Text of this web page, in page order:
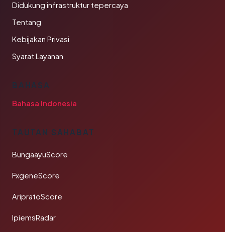
Didukung infrastruktur tepercaya
Tentang
Kebijakan Privasi
Syarat Layanan
BAHASA
Bahasa Indonesia
TAUTAN SAHABAT
BungaayuScore
FxgeneScore
AripratoScore
IpiemsRadar